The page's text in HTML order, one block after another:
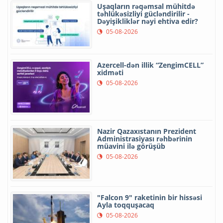
Uşaqların rəqəmsal mühitdə
təhlükəsizliyi gücləndirilir -
Dəyişikliklər nəyi ehtiva edir?
05-08-2026
Azercell-dən illik “ZengimCELL”
xidməti
05-08-2026
Nazir Qazaxıstanın Prezident
Administrasiyası rəhbərinin
müavini ilə görüşüb
05-08-2026
"Falcon 9" raketinin bir hissəsi
Ayla toqquşacaq
05-08-2026